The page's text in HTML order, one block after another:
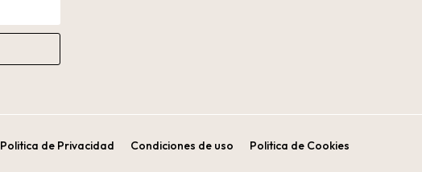
Politica de Privacidad Condiciones de uso Politica de Cookies